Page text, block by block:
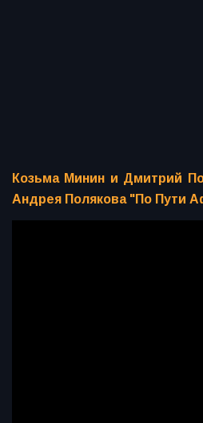
Козьма Минин и Дмитрий
Андрея Полякова "По Пути